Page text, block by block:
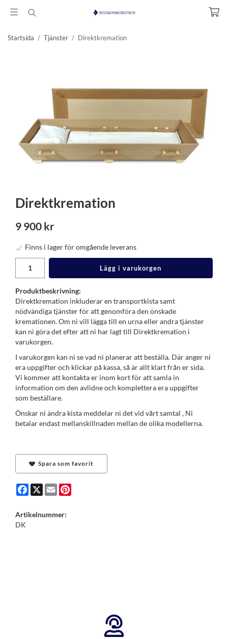
Startsida / Tjänster / Direktkremation
Direktkremation
9 900 kr
Finns i lager för omgående leverans
Lägg i varukorgen
Produktbeskrivning:
Direktkremation inkluderar en transportkista samt
nödvändiga tjänster för att genomföra den önskade
kremationen. Om ni vill lägga till en urna eller andra tjänster
kan ni göra det efter att ni har lagt till Direktkremation i
varukorgen.
I varukorgen kan ni se vad ni planerar att beställa. Där anger ni
era uppgifter och klickar på kassa, så är allt klart från er sida.
Vi kommer att kontakta er inom kort för att samla in
information om den avlidne och komplettera era uppgifter
som beställare.
Önskar ni ändra kista meddelar ni det vid vårt samtal , Ni
betalar endast mellanskillnaden mellan de olika modellerna.
Spara som favorit
Facebook
X Email
Artikelnummer:
DK